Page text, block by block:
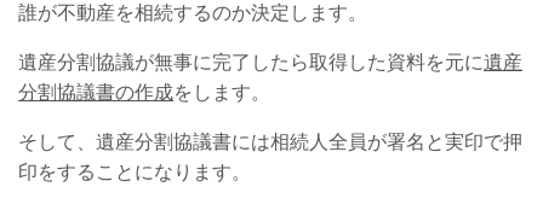
誰が不動産を相続するのか決定します。
遺産分割協議が無事に完了したら取得した資料を元に遺産
分割協議書の作成をします。
そして、遺産分割協議書には相続人全員が署名と実印で押
印をすることになります。